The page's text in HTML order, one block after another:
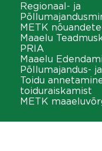
Regionaal- ja
METK
Maaelu
PRIA
Maaelu
Põllumajandus-
Toidu
toiduraiskamist
METK